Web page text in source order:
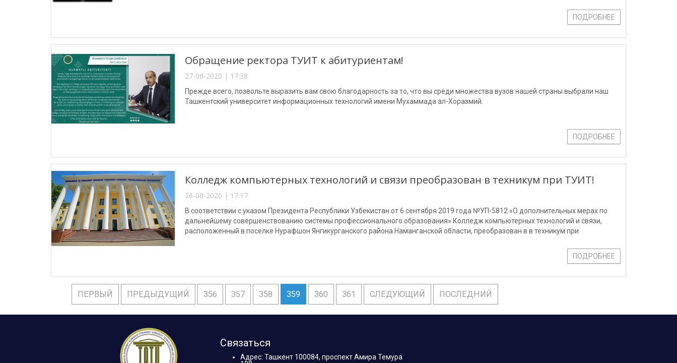
ПОДРОБНЕЕ
Обращение ректора ТУИТ к абитуриентам!
27-08-2020 | 17:38
Прежде всего, позвольте выразить вам свою благодарность за то, что вы среди множества вузов нашей страны выбрали наш
Ташкентский университет информационных технологий имени Мухаммада ал-Хоразмий.
ПОДРОБНЕЕ
Колледж компьютерных технологий и связи преобразован в техникум при ТУИТ!
26-08-2020 | 17:17
В соответствии с указом Президента Республики Узбекистан от 6 сентября 2019 года №УП-5812 «О дополнительных мерах по
дальнейшему совершенствованию системы профессионального образования» Колледж компьютерных технологий и связи,
расположенный в поселке Нурафшон Янгикурганского района Наманганской области, преобразован в в техникум при
ПОДРОБНЕЕ
ПЕРВЫЙ ПРЕДЫДУЩИЙ 356 357 358 359 360 361 СЛЕДУЮЩИЙ ПОСЛЕДНИЙ
Связаться
Адрес: Ташкент 100084, проспект Амира Темура